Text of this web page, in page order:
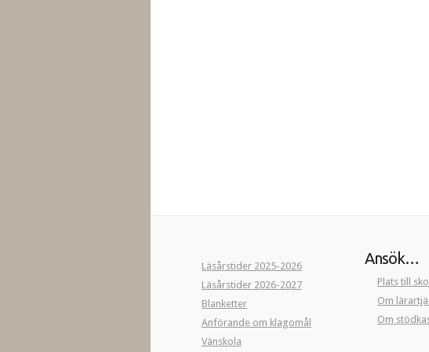
Läsårstider 2025-2026
Läsårstider 2026-2027
Blanketter
Anförande om klagomål
Vänskola
Ansök…
Plats till
Om
Om